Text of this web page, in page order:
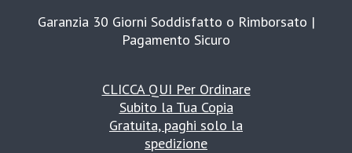
Garanzia 30 Giorni Soddisfatto o Rimborsato |
Pagamento Sicuro
CLICCA QUI Per Ordinare
Subito la Tua Copia
Gratuita, paghi solo la
spedizione